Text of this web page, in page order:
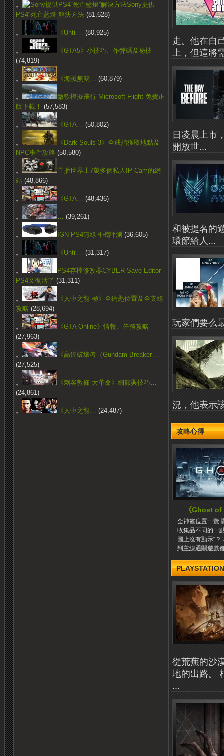
走。他在自
上，但這將
日凌晨上市
開放世...
和被提名的
環節給人...
玩家們要么
況，他表示
攻略心得
《Ghost
全神龕位置一覽
收集品不同的一
圖上沒有顯示“？
到主線通關遊戲
從荒蕪的沙
地的出路。
...
。
Sony提供
PS4“死亡藍燈”解決方法 (81,628)
。 《Until… (80,925)
。
《GTA5》小技巧、作弊碼及祕技
(74,819)
。 《海賊無雙… (60,879)
。
微軟模擬飛行 Microsoft Flight 免費正
版下載！
(57,583)
。 《GTA… (50,802)
。
《Dark Souls 3》全戒指獲取地點及
NPC事件攻略 (50,580)
。
直播世界上7萬多個私人IP Cam的網
站 (48,866)
。 《GTA… (48,436)
。 … (39,261)
。 IGN PS4無線耳機評測 (36,605)
。 《Until… (31,317)
。
PS4存檔修改器CYBER Save Editor
PS4又復活了 (31,311)
。
《人中之龍 極》全鑰匙位置及全支線
攻略 (28,694)
。
《GTA Online》情報、任務攻略
(27,963)
。
《高達破壞者（Gundam Breaker…
(27,525)
。
《刺客教條 大革命》細節與技巧…
(24,861)
。 《人中之龍… (24,487)